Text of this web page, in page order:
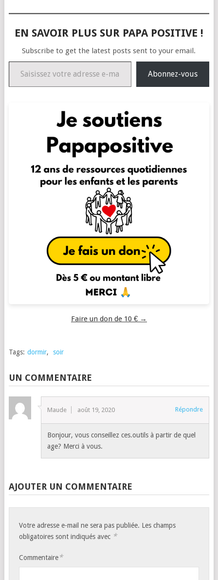
EN SAVOIR PLUS SUR PAPA POSITIVE !
Subscribe to get the latest posts sent to your email.
Saisissez votre adresse e-mail…
Abonnez-vous
Faire un don de 10 € →
Tags: dormir, soir
UN COMMENTAIRE
Maude août 19, 2020 Répondre
Bonjour, vous conseillez ces.outils à partir de quel
age? Merci à vous.
AJOUTER UN COMMENTAIRE
Votre adresse e-mail ne sera pas publiée. Les champs
obligatoires sont indiqués avec *
Commentaire*